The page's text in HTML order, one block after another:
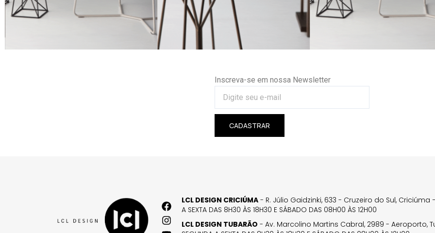
Inscreva-se em nossa Newsletter
CADASTRAR
LCL DESIGN CRICIÚMA - R. Júlio Gaidzinki, 633 - Cruzeiro do Sul, Criciúma
A SEXTA DAS 8H30 ÀS 18H30 E SÁBADO DAS 08H00 ÀS 12H00
LCL DESIGN TUBARÃO - Av. Marcolino Martins Cabral, 2989 - Aeroporto,